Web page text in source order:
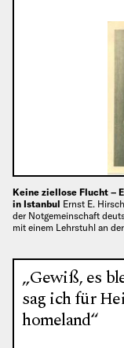
Keine ziellose Flucht –
in Istanbul Ernst E.
der Notgemeinschaft
mit einem Lehrstuhl an
„Gewiß, es
sag ich für
homeland“